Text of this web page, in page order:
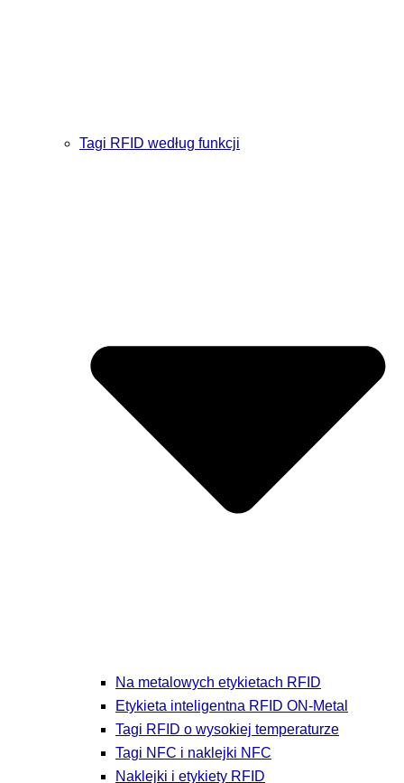
Tagi RFID według funkcji
Na metalowych etykietach RFID
Etykieta inteligentna RFID ON-Metal
Tagi RFID o wysokiej temperaturze
Tagi NFC i naklejki NFC
Naklejki i etykiety RFID